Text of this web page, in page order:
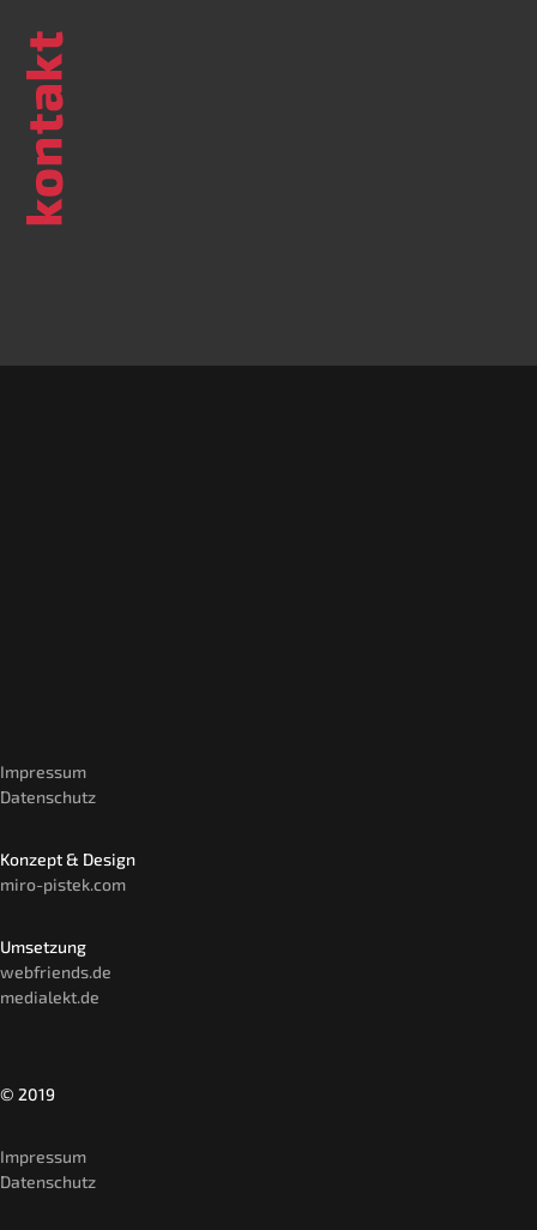
Impressum
Datenschutz
Konzept & Design
miro-pistek.com
Umsetzung
webfriends.de
medialekt.de
© 2019
Impressum
Datenschutz